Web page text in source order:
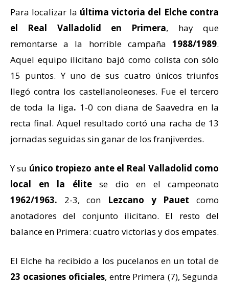
Para localizar la última victoria del Elche contra
el Real Valladolid en Primera, hay que
remontarse a la horrible campaña 1988/1989.
Aquel equipo ilicitano bajó como colista con sólo
15 puntos. Y uno de sus cuatro únicos triunfos
llegó contra los castellanoleoneses. Fue el tercero
de toda la liga. 1-0 con diana de Saavedra en la
recta final. Aquel resultado cortó una racha de 13
jornadas seguidas sin ganar de los franjiverdes.
Y su único tropiezo ante el Real Valladolid como
local en la élitese dio en el campeonato
1962/1963. 2-3, con Lezcano y Pauet como
anotadores del conjunto ilicitano. El resto del
balance en Primera: cuatro victorias y dos empates.
El Elche ha recibido a los pucelanos en un total de
23 ocasiones oficiales, entre Primera (7), Segunda